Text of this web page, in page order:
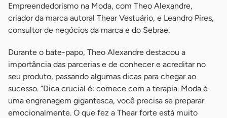
Empreendedorismo na Moda, com Theo Alexandre,
criador da marca autoral Thear Vestuário, e Leandro Pires,
consultor de negócios da marca e do Sebrae.
Durante o bate-papo, Theo Alexandre destacou a
importância das parcerias e de conhecer e acreditar no
seu produto, passando algumas dicas para chegar ao
sucesso. “Dica crucial é: comece com a terapia. Moda é
uma engrenagem gigantesca, você precisa se preparar
emocionalmente. O que fez a Thear forte está muito